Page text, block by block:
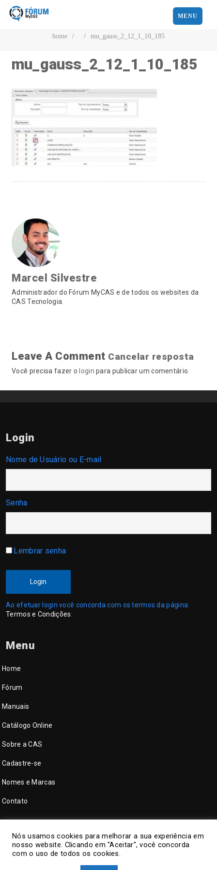
MENU
home / / mu_gauss_2_12_1_10_185
mu_gauss_2_12_1_10_185
Marcel Silvestre
Administrador do Fórum MyCAS e de todos os websites da
CAS Tecnologia.
Leave A Comment Cancelar resposta
Você precisa fazer o login para publicar um comentário.
Login
Nome de Usuário ou E-mail
Senha
Lembrar senha
Login
Ao efetuar login você concorda com os termos da página
Termos e Condições
Menu
Home
Fórum
Manuais
Catálogo Online
Sobre a CAS
Cadastre-se
Nomes e Marcas
Contato
Nós usamos cookies para melhorar a sua experiência em
nosso website. Clicando em "Aceitar", você concorda
com o uso de todos os cookies.